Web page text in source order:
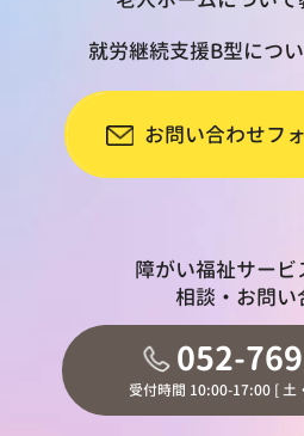
就労継続支援B型につ
お問い合わせフ
障がい福祉サービ
相談・お問い
052-
受付時間 10:00-17:00 [ 土